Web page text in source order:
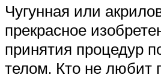
Чугунная или
прекрасное
принятия процедур
телом. Кто не любит